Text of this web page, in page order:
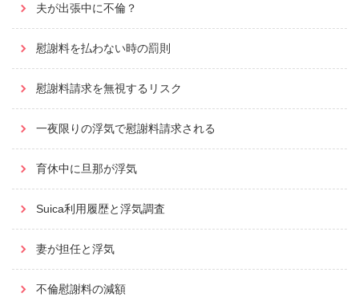
夫が出張中に不倫？
慰謝料を払わない時の罰則
慰謝料請求を無視するリスク
一夜限りの浮気で慰謝料請求される
育休中に旦那が浮気
Suica利用履歴と浮気調査
妻が担任と浮気
不倫慰謝料の減額